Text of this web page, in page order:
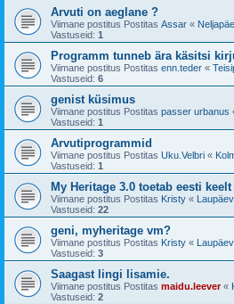
Arvuti on aeglane ?
Viimane postitus Postitas Assar «
Vastuseid: 1
Programm tunneb ära käsitsi
Viimane postitus Postitas enn.teder «
Vastuseid: 6
genist küsimus
Viimane postitus Postitas passer urbanus
Vastuseid: 1
Arvutiprogrammid
Viimane postitus Postitas Uku.Velbri «
Vastuseid: 1
My Heritage 3.0 toetab eesti keelt
Viimane postitus Postitas Kristy «
Vastuseid: 22
geni, myheritage vm?
Viimane postitus Postitas Kristy «
Vastuseid: 3
Saagast lingi lisamie.
Viimane postitus Postitas maidu.leever«
Vastuseid: 2